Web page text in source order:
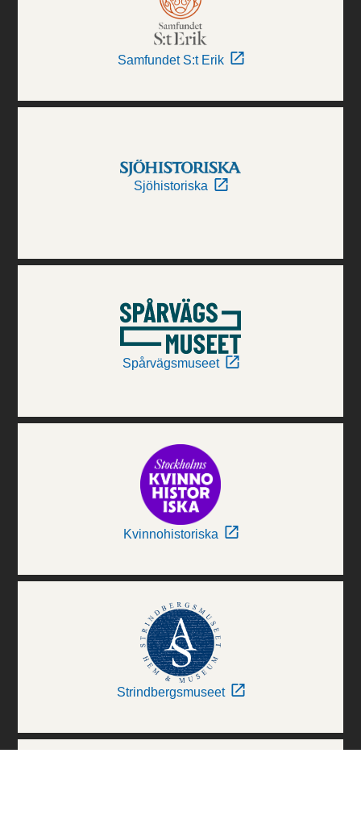
Samfundet S:t Erik
Sjöhistoriska
Spårvägsmuseet
Kvinnohistoriska
Strindbergsmuseet